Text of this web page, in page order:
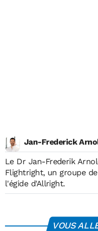
Jan-Frederick
Le Dr Jan-Frederik
Flightright, un groupe
l'égide d'Allright.
VOUS